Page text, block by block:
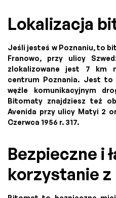
Lokalizacja
Jeśli jesteś w Poznaniu, to
Franowo, przy ulicy
zlokalizowane jest 7 km
centrum Poznania. Jest
węźle komunikacyjnym
Bitomaty znajdziesz też
Avenida przy ulicy Matyi 2
Czerwca 1956 r. 317.
Bezpieczne i
korzystanie